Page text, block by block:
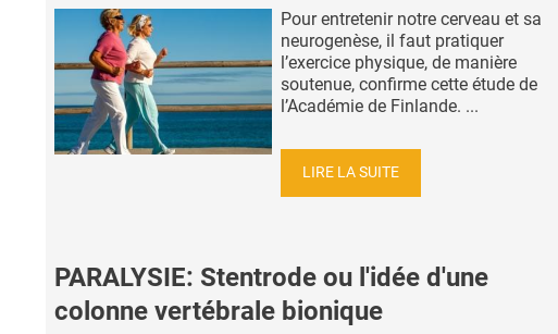
Pour entretenir notre cerveau et sa
neurogenèse, il faut pratiquer
l’exercice physique, de manière
soutenue, confirme cette étude de
l’Académie de Finlande. ...
LIRE LA SUITE
PARALYSIE: Stentrode ou l'idée d'une
colonne vertébrale bionique